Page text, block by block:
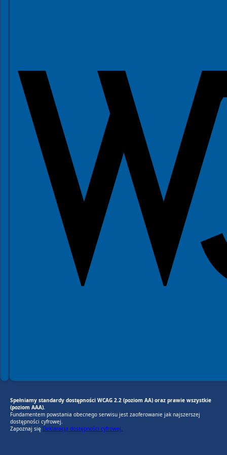
Spełniamy standardy dostępności WCAG 2.2 (poziom AA) oraz prawie wszystkie
(poziom AAA).
Fundamentem powstania obecnego serwisu jest zaoferowanie jak najszerszej
dostępności cyfrowej.
Zapoznaj się Deklaracją dostępności cyfrowej.